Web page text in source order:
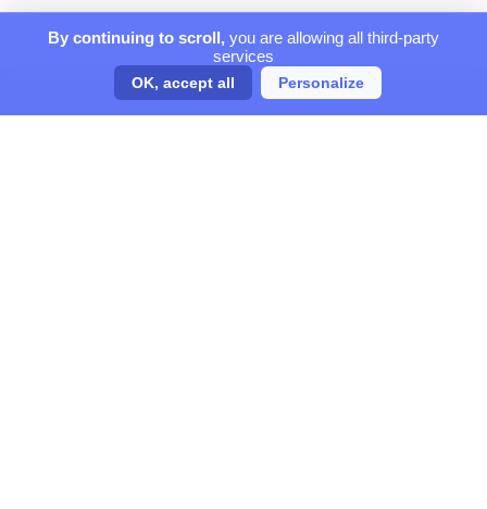
By continuing to scroll, you are allowing all third-party
services
OK, accept all Personalize